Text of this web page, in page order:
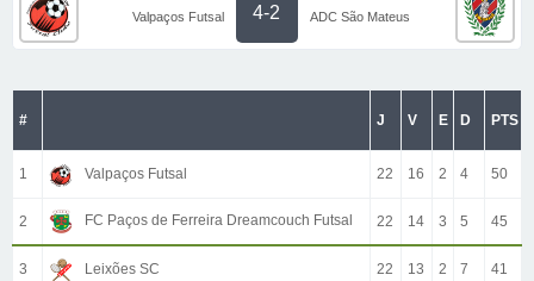
Valpaços Futsal 4-2 ADC São Mateus
# J V E D PTS
1 Valpaços Futsal 22 16 2 4 50
2 FC Paços de Ferreira Dreamcouch Futsal 22 14 3 5 45
3 Leixões SC 22 13 2 7 41